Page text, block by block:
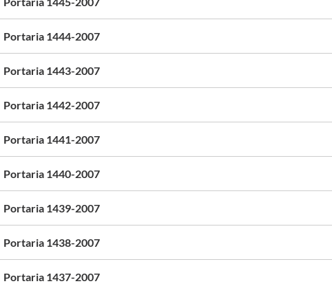
Portaria 1444-2007
Portaria 1443-2007
Portaria 1442-2007
Portaria 1441-2007
Portaria 1440-2007
Portaria 1439-2007
Portaria 1438-2007
Portaria 1437-2007